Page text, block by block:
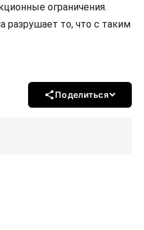
ограничения.
разрушает то, что с таким
Поделиться